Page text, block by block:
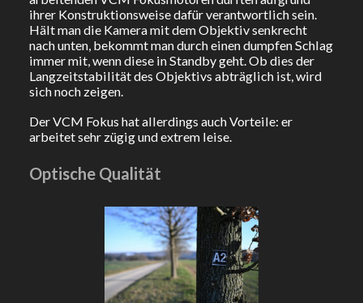
ihrer Konstruktionsweise dafür verantwortlich sein.
Hält man die Kamera mit dem Objektiv senkrecht
nach unten, bekommt man durch einen dumpfen Schlag
immer mit, wenn diese in Standby geht. Ob dies der
Langzeitstabilität des Objektivs abträglich ist, wird
sich noch zeigen.
Der VCM Fokus hat allerdings auch Vorteile: er
arbeitet sehr zügig und extrem leise.
Optische Qualität